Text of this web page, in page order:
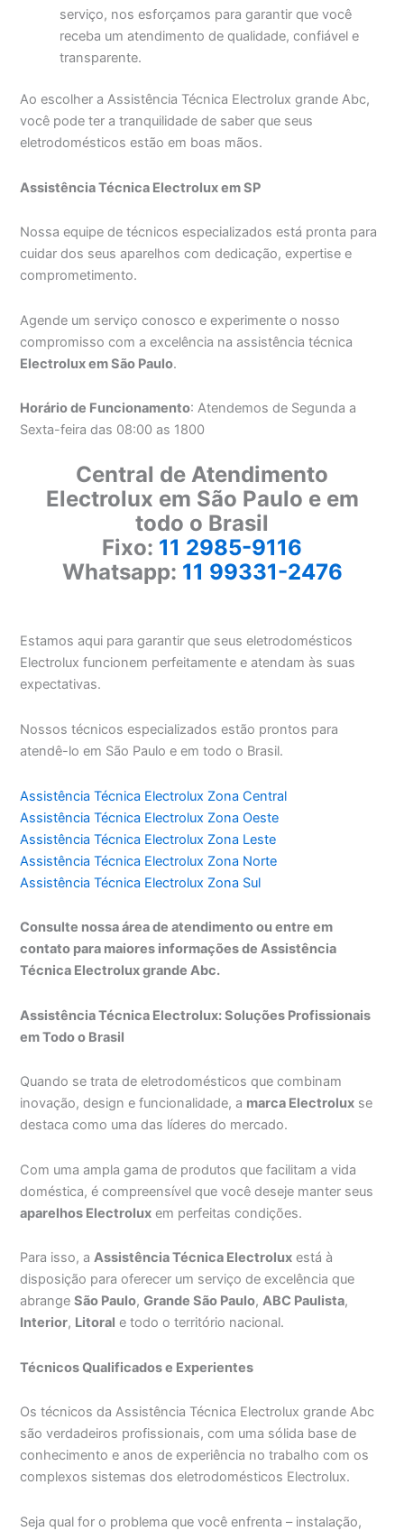
serviço, nos esforçamos para garantir que você
receba um atendimento de qualidade, confiável e
transparente.
Ao escolher a Assistência Técnica Electrolux grande Abc,
você pode ter a tranquilidade de saber que seus
eletrodomésticos estão em boas mãos.
Assistência Técnica Electrolux em SP
Nossa equipe de técnicos especializados está pronta para
cuidar dos seus aparelhos com dedicação, expertise e
comprometimento.
Agende um serviço conosco e experimente o nosso
compromisso com a excelência na assistência técnica
Electrolux em São Paulo.
Horário de Funcionamento: Atendemos de Segunda a
Sexta-feira das 08:00 as 1800
Central de Atendimento
Electrolux em São Paulo e em
todo o Brasil
Fixo: 11 2985-9116
Whatsapp: 11 99331-2476
Estamos aqui para garantir que seus eletrodomésticos
Electrolux funcionem perfeitamente e atendam às suas
expectativas.
Nossos técnicos especializados estão prontos para
atendê-lo em São Paulo e em todo o Brasil.
Assistência Técnica Electrolux Zona Central
Assistência Técnica Electrolux Zona Oeste
Assistência Técnica Electrolux Zona Leste
Assistência Técnica Electrolux Zona Norte
Assistência Técnica Electrolux Zona Sul
Consulte nossa área de atendimento ou entre em
contato para maiores informações de Assistência
Técnica Electrolux grande Abc.
Assistência Técnica Electrolux: Soluções Profissionais
em Todo o Brasil
Quando se trata de eletrodomésticos que combinam
inovação, design e funcionalidade, a marca Electrolux se
destaca como uma das líderes do mercado.
Com uma ampla gama de produtos que facilitam a vida
doméstica, é compreensível que você deseje manter seus
aparelhos Electrolux em perfeitas condições.
Para isso, aAssistência Técnica Electrolux está à
disposição para oferecer um serviço de excelência que
abrangeSão Paulo,Grande São Paulo,ABC Paulista,
Interior, Litoral e todo o território nacional.
Técnicos Qualificados e Experientes
Os técnicos da Assistência Técnica Electrolux grande Abc
são verdadeiros profissionais, com uma sólida base de
conhecimento e anos de experiência no trabalho com os
complexos sistemas dos eletrodomésticos Electrolux.
Seja qual for o problema que você enfrenta – instalação,